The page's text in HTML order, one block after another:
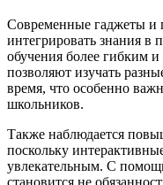
Современные гаджеты и
интегрировать знания в
обучения более гибким
позволяют изучать
время, что особенно
школьников.
Также наблюдается
поскольку
увлекательным. С